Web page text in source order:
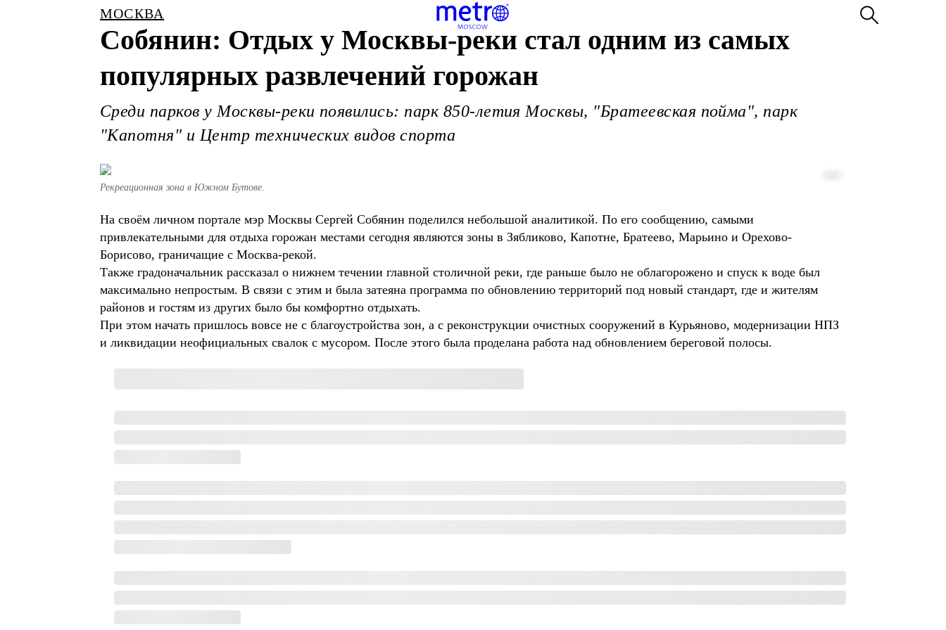
МОСКВА
Собянин: Отдых у Москвы-реки стал одним из самых
популярных развлечений горожан
Среди парков у Москвы-реки появились: парк 850-летия Москвы, "Братеевская пойма", парк
"Капотня" и Центр технических видов спорта
Рекреационная зона в Южном Бутове.
На своём личном портале мэр Москвы Сергей Собянин поделился небольшой аналитикой. По его сообщению, самыми
привлекательными для отдыха горожан местами сегодня являются зоны в Зябликово, Капотне, Братеево, Марьино и Орехово-
Борисово, граничащие с Москва-рекой.
Также градоначальник рассказал о нижнем течении главной столичной реки, где раньше было не облагорожено и спуск к воде был
максимально непростым. В связи с этим и была затеяна программа по обновлению территорий под новый стандарт, где и жителям
районов и гостям из других было бы комфортно отдыхать.
При этом начать пришлось вовсе не с благоустройства зон, а с реконструкции очистных сооружений в Курьяново, модернизации НПЗ
и ликвидации неофициальных свалок с мусором. После этого была проделана работа над обновлением береговой полосы.